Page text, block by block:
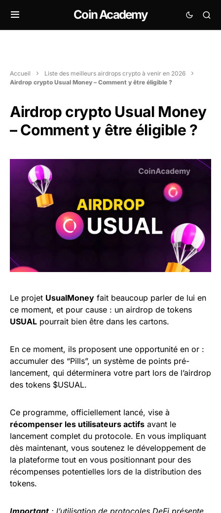
Coin Academy
Accueil
Liste des meilleurs airdrops crypto à venir en 2026
Airdrop crypto Usual Money – Comment y être éligible ?
Airdrop crypto Usual Money
– Comment y être éligible ?
Le projet UsualMoney fait beaucoup parler de lui en
ce moment, et pour cause : un airdrop de tokens
USUAL pourrait bien être dans les cartons.
En ce moment, ils proposent une opportunité en or :
accumuler des “Pills”, un système de points pré-
lancement, qui déterminera votre part lors de l’airdrop
des tokens $USUAL.
Ce programme, officiellement lancé, vise à
récompenser les utilisateurs actifs avant le
lancement complet du protocole. En vous impliquant
dès maintenant, vous soutenez le développement de
la plateforme tout en vous positionnant pour des
récompenses potentielles lors de la distribution des
tokens.